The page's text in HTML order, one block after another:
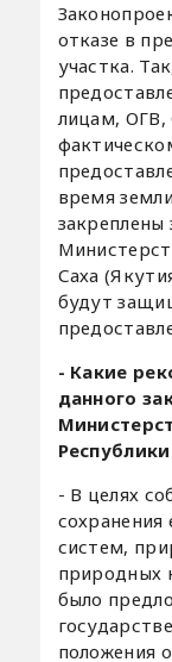
отказе в
участка.
лицам, ОГВ,
время
Саха
будут
- Какие
данного
- В целях
сохранения
систем,
природных
было
положения